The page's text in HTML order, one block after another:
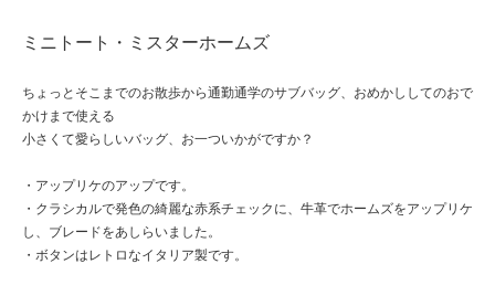
ミニトート・ミスターホームズ
ちょっとそこまでのお散歩から通勤通学のサブバッグ、おめかししてのおで
かけまで使える
小さくて愛らしいバッグ、お一ついかがですか？
・アップリケのアップです。
・クラシカルで発色の綺麗な赤系チェックに、牛革でホームズをアップリケ
し、ブレードをあしらいました。
・ボタンはレトロなイタリア製です。